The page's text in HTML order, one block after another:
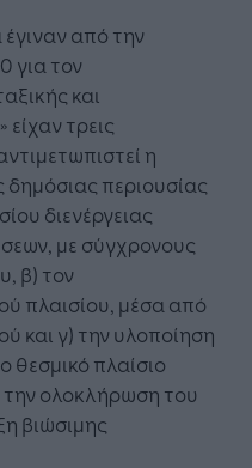
από την
για τον
και
τρεις
η
περιουσίας
διενέργειας
με σύγχρονους
β) τον
πλαισίου, μέσα από
και γ) την υλοποίηση
πλαίσιο
την ολοκλήρωση του
βιώσιμης